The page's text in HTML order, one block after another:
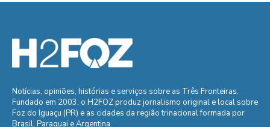
Notícias, opiniões, histórias e serviços sobre as Três Fronteiras.
Fundado em 2003, o H2FOZ produz jornalismo original e local sobre
Foz do Iguaçu (PR) e as cidades da região trinacional formada por
Brasil, Paraguai e Argentina.